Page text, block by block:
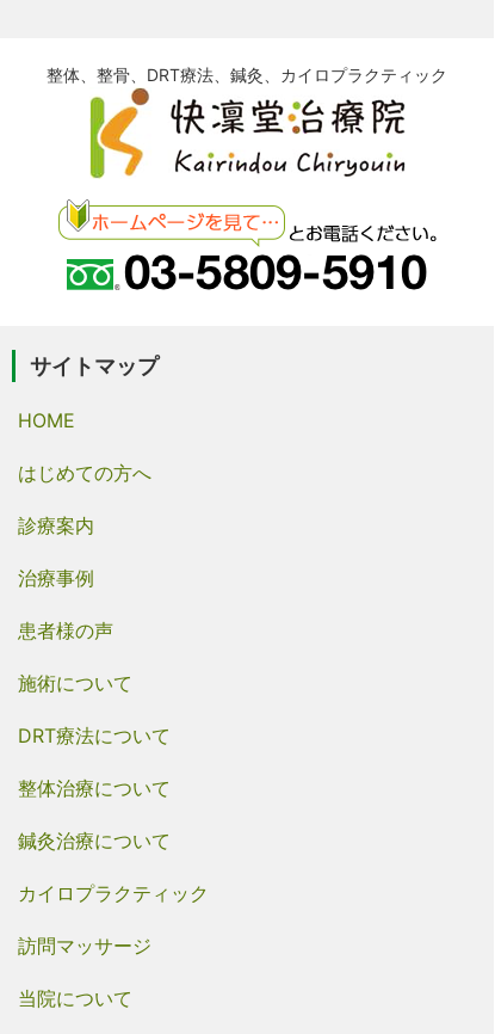
整体、整骨、DRT療法、鍼灸、カイロプラクティック
サイトマップ
HOME
はじめての方へ
診療案内
治療事例
患者様の声
施術について
DRT療法について
整体治療について
鍼灸治療について
カイロプラクティック
訪問マッサージ
当院について